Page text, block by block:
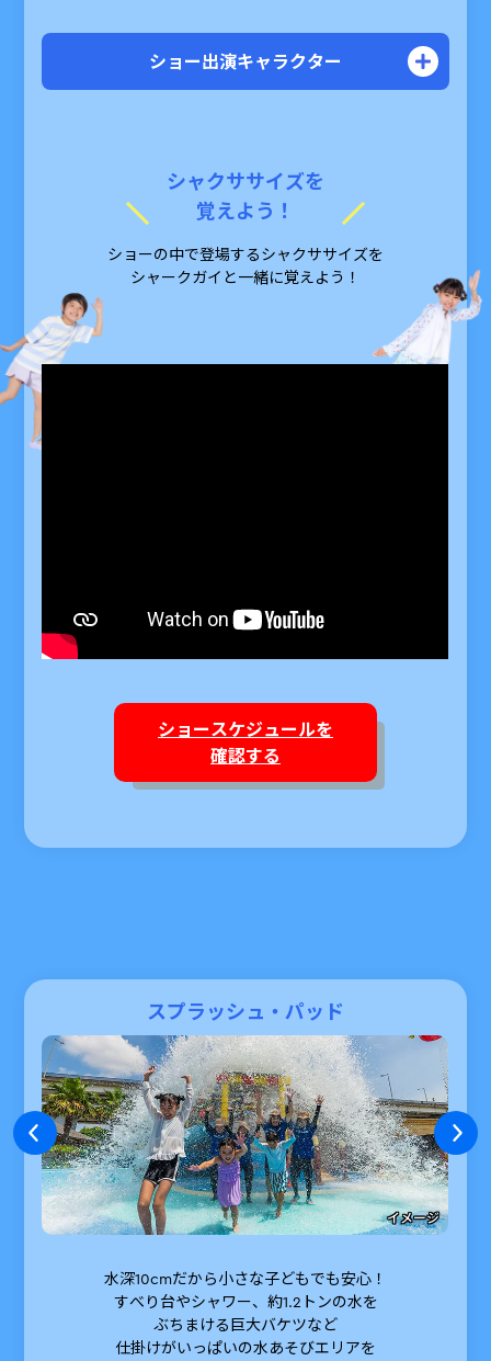
ショー出演キャラクター
が
手下がいないと不安な寂しがり屋
シャークガイ
海の生物、波の音、潮の匂い…
とじる
シャクササイズを
覚えよう！
ショーの中で登場するシャクササイズを
シャークガイと一緒に覚えよう！
ショースケジュールを
確認する
スプラッシュ・パッド
イメージ
水深10cmだから小さな子どもでも安心！
すべり台やシャワー、約1.2トンの水を
ぶちまける巨大バケツなど
仕掛けがいっぱいの水あそびエリアを